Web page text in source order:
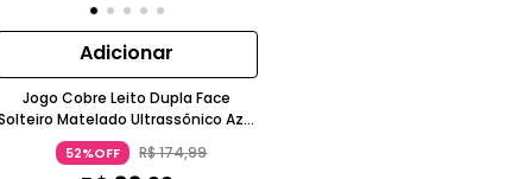
Adicionar
Jogo Cobre Leito Dupla Face
Matelado Ultrassônico Azul
Bene Casa
52%OFF R$174,99